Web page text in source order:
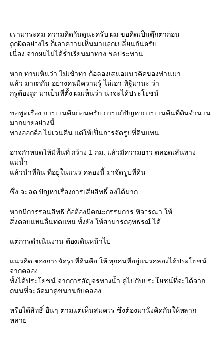
เรามาระดม ความคิดกันดูนะครับ ผม ขอคิดเป็นตุ๊กตาก่อน
ถูกผิดอย่างไร ก็เอาความเห็นมาแลกเปลี่ยนกันครับ
เนื่อง จากผมไม่ได้ร่ำเรียนมาทาง ชลประทาน
หาก ท่านเห็นว่า ไม่เข้าท่า ก้อลองเสนอแนวคิดของท่านมา
ล้ว มาถกกัน อย่างคนมีความรู้ ไม่เอา ทิฐิมานะ ว่า
กรูต้องถูก มาเป็นที่ตั้ง ผมเห็นว่า น่าจะได้ประโยชน์
ขอพูดเรื่อง การเวนคืนก่อนครับ การแก้ปัญหาการเวนคืนที่ดินจำนวน
มากมายอย่างนี้
ทางออกคือ ไม่เวนคืน แต่ให้เป็นการจัดรูปที่ดินแทน
อาจกำหนดให้มีพื้นที่ กว้าง 1 กม. แล้วมีความยาว ตลอดเส้นทาง
ม่น้ำ
ล้วนำที่ดิน ที่อยู่ในแนว คลองนี้ มาจัดรูปที่ดิน
ซึ่ง จะลด ปัญหาเรื่องการเสียสิทธิ์ ลงได้มาก
หากมีการรอนสิทธิ ก้อต้องมีคณะกรรมการ พิจารณา ให้
สิ่งตอบแทนอื่นทดแทน ทั้งยัง ให้สามารถอุทธรณ์ ได้
ต่การดำเนินงาน ต้องเดินหน้าไป
นวคิด ของการจัดรูปที่ดินคือ ให้ ทุกคนที่อยู่แนวคลองได้ประโยชน์
จากคลอง
ทั้งได้ประโยชน์ จากการสัญจรทางน้ำ คู่ไปกับประโยชน์ที่จะได้จาก
ถนนที่จะตัดมาคู่ขนานกับคลอง
หรือได้สิทธิ์ อื่นๆ ตามแต่เห็นสมควร ซึ่งต้องมานั่งคิดกันให้หลาก
หลา